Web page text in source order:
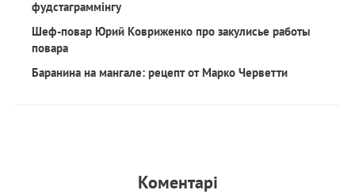
фудстаграммінгу
Шеф-повар Юрий Ковриженко про закулисье работы
повара
Баранина на мангале: рецепт от Марко Черветти
Коментарi